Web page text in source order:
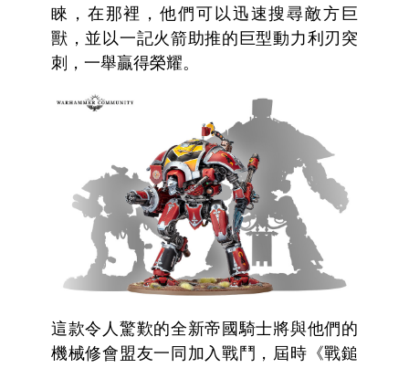
睞，在那裡，他們可以迅速搜尋敵方巨
獸，並以一記火箭助推的巨型動力利刃突
刺，一舉贏得榮耀。
這款令人驚歎的全新帝國騎士將與他們的
機械修會盟友一同加入戰鬥，屆時《戰鎚